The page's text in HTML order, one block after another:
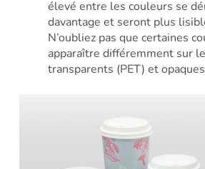
élevé entre les couleurs se
davantage et seront plus
N’oubliez pas que certaines
apparaître différemment sur
transparents (PET) et